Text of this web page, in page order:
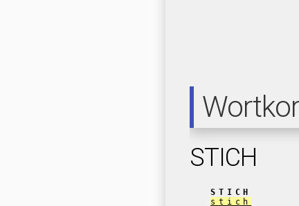
STICH
STICH
stich